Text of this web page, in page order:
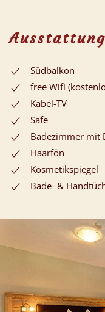
Südbalkon
free Wifi
Kabel-TV
Safe
Badezimmer mit
Haarfön
Kosmetikspiegel
Bade- &